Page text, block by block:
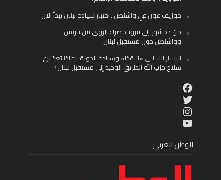
جوزيف عون في واشنطن.. اختبار سيادة لبنان يبدأ الآن
من دمشق إلى بيروت: صراع الرؤى بين باريس
وواشنطن حول مستقبل لبنان
اليسار اللبناني «اليقظ» وسيادة الدولة: لماذا يُعدّ نزع
سلاح حزب الله الطريق الوحيد إلى مستقبل لبنان؟
Facebook
Twitter
Instagram
YouTube
الوطن العربي